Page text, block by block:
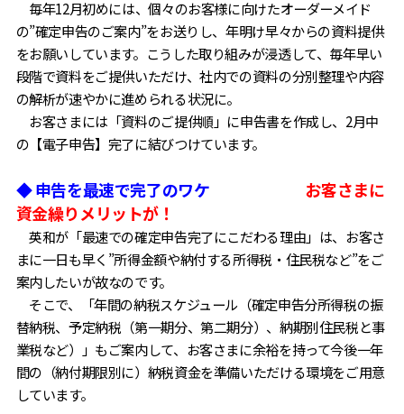
毎年12月初めには、個々のお客様に向けたオーダーメイド
の”確定申告のご案内”をお送りし、年明け早々からの資料提供
をお願いしています。こうした取り組みが浸透して、毎年早い
段階で資料をご提供いただけ、社内での資料の分別整理や内容
の解析が速やかに進められる状況に。
お客さまには「資料のご提供順」に申告書を作成し、2月中
の【電子申告】完了に結びつけています。
◆ 申告を最速で完了のワケ
お客さまに
資金繰りメリットが！
英和が「最速での確定申告完了にこだわる理由」は、お客さ
まに一日も早く”所得金額や納付する所得税・住民税など”をご
案内したいが故なのです。
そこで、「年間の納税スケジュール（確定申告分所得税の振
替納税、予定納税（第一期分、第二期分）、納期別住民税と事
業税など）」もご案内して、お客さまに余裕を持って今後一年
間の（納付期限別に）納税資金を準備いただける環境をご用意
しています。